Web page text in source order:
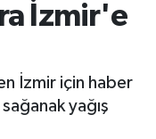
İzmir'e
İzmir için haber
yağış